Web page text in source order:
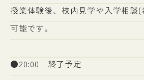
授業体験後、校内見学や入学相談(
可能です。
●20:00 終了予定